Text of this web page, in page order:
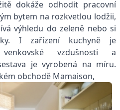
dokáže odhodit pracovní
bytem na rozkvetlou lodžii,
výhledu do zeleně nebo si
I zařízení kuchyně je
vzdušnosti a
je vyrobená na míru.
obchodě Mamaison,